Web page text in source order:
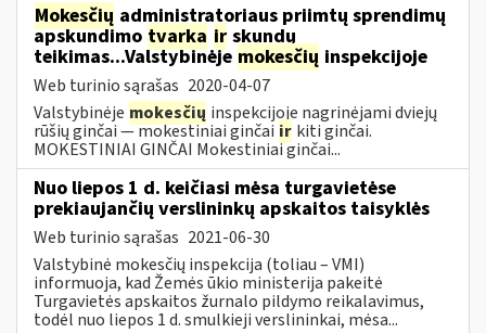
Mokesčių administratoriaus priimtų sprendimų
apskundimo tvarka ir skundų
teikimas...Valstybinėje mokesčių inspekcijoje
Web turinio sąrašas 2020-04-07
Valstybinėje mokesčių inspekcijoje nagrinėjami dviejų
rūšių ginčai — mokestiniai ginčai ir kiti ginčai.
MOKESTINIAI GINČAI Mokestiniai ginčai...
Nuo liepos 1 d. keičiasi mėsa turgavietėse
prekiaujančių verslininkų apskaitos taisyklės
Web turinio sąrašas 2021-06-30
Valstybinė mokesčių inspekcija (toliau – VMI)
informuoja, kad Žemės ūkio ministerija pakeitė
Turgavietės apskaitos žurnalo pildymo reikalavimus,
todėl nuo liepos 1 d. smulkieji verslininkai, mėsa...